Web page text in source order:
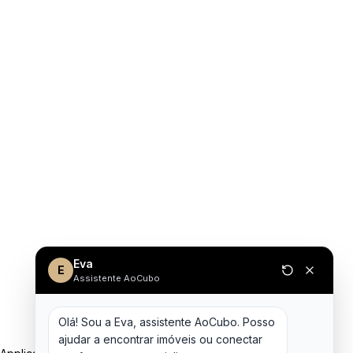
E Eva
Assistente AoCubo
Olá! Sou a Eva, assistente AoCubo. Posso
ajudar a encontrar imóveis ou conectar